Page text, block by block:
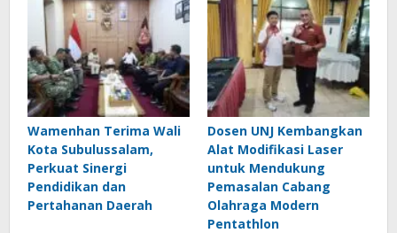
Wamenhan Terima Wali
Kota Subulussalam,
Perkuat Sinergi
Pendidikan dan
Pertahanan Daerah
Dosen UNJ Kembangkan
Alat Modifikasi Laser
untuk Mendukung
Pemasalan Cabang
Olahraga Modern
Pentathlon